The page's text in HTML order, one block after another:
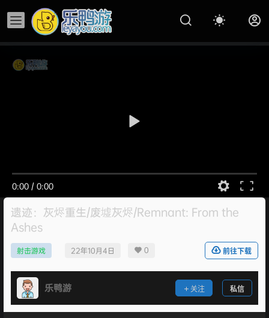
0:00 / 0:00
遗迹：灰烬重生/废墟灰烬/Remnant: From the
Ashes
射击游戏 22年10月4日 0 前往下载
乐鸭游 关注 私信